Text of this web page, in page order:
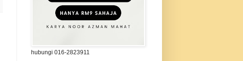
hubungi 016-2823911